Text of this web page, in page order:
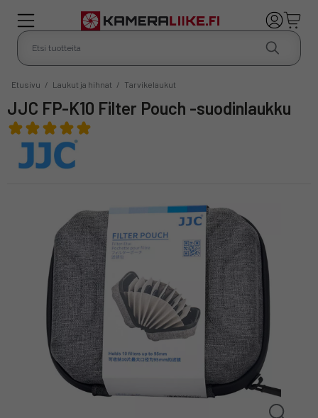
Etusivu / Laukut ja hihnat / Tarvikelaukut
JJC FP-K10 Filter Pouch -suodinlaukku